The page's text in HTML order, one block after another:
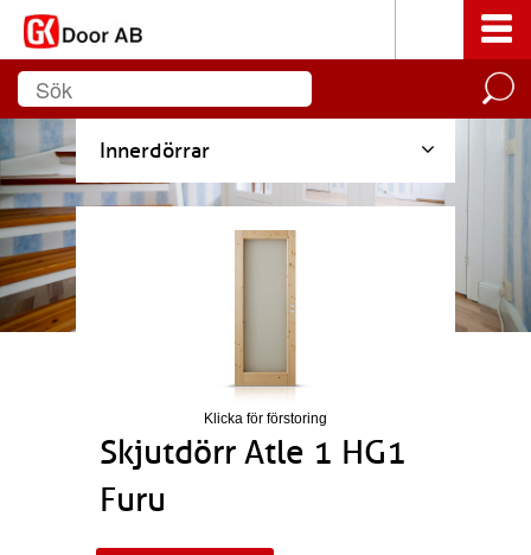
Innerdörrar
Klicka för förstoring
Skjutdörr Atle 1 HG1
Furu